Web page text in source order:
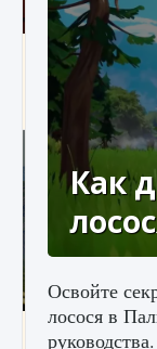
Подробное
самоцветов
10 августа 2024
Как
Как
Освойте
лосося в